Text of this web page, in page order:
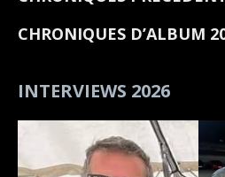
CHRONIQUES D’ALBUM
INTERVIEWS 2026